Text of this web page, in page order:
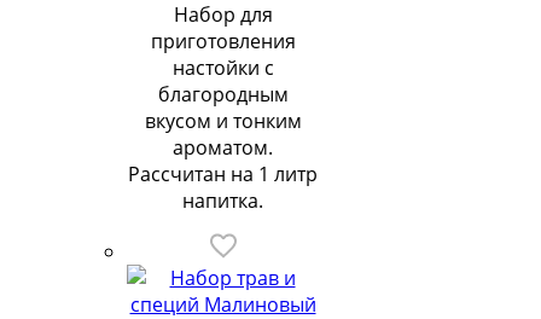
Набор для
приготовления
настойки с
благородным
вкусом и тонким
ароматом.
Рассчитан на 1 литр
напитка.